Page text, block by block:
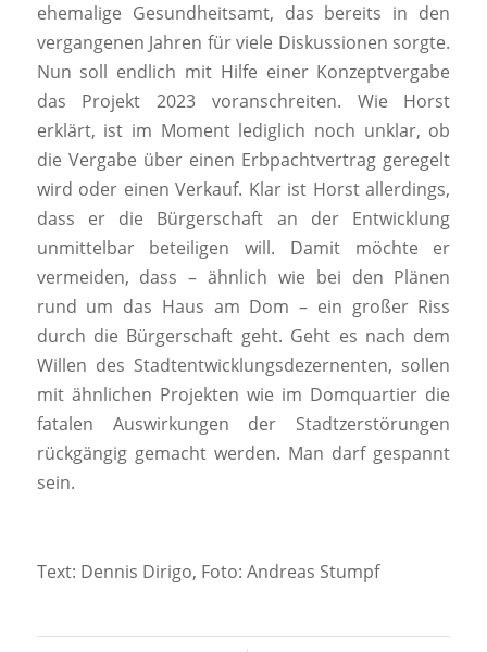
ehemalige Gesundheitsamt, das bereits in den
vergangenen Jahren für viele Diskussionen sorgte.
Nun soll endlich mit Hilfe einer Konzeptvergabe
das Projekt 2023 voranschreiten. Wie Horst
erklärt, ist im Moment lediglich noch unklar, ob
die Vergabe über einen Erbpachtvertrag geregelt
wird oder einen Verkauf. Klar ist Horst allerdings,
dass er die Bürgerschaft an der Entwicklung
unmittelbar beteiligen will. Damit möchte er
vermeiden, dass – ähnlich wie bei den Plänen
rund um das Haus am Dom – ein großer Riss
durch die Bürgerschaft geht. Geht es nach dem
Willen des Stadtentwicklungsdezernenten, sollen
mit ähnlichen Projekten wie im Domquartier die
fatalen Auswirkungen der Stadtzerstörungen
rückgängig gemacht werden. Man darf gespannt
sein.
Text: Dennis Dirigo, Foto: Andreas Stumpf